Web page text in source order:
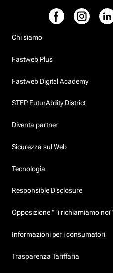
Chi siamo
Fastweb Plus
Fastweb Digital Academy
STEP FuturAbility District
Diventa partner
Sicurezza sul Web
Tecnologia
Responsible Disclosure
Opposizione "Ti richiamiamo noi"
Informazioni per i consumatori
Trasparenza Tariffaria